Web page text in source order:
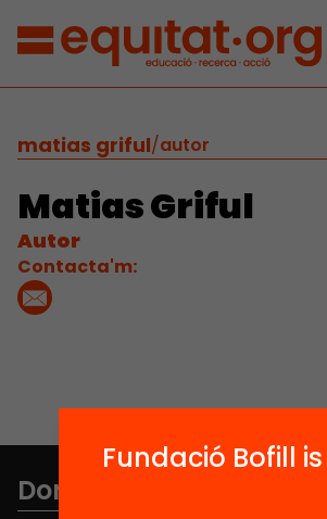
matias griful/autor
Matias Griful
Autor
Contacta'm:
Don't miss anything.
Fundació Bofill